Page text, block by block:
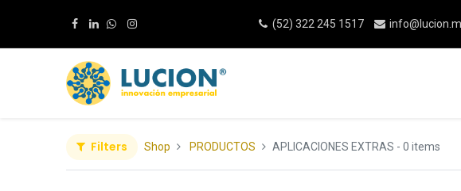
(52) 322 245 1517
Filters Shop PRODUCTOS APLICACIONES EXTRAS - 0 items